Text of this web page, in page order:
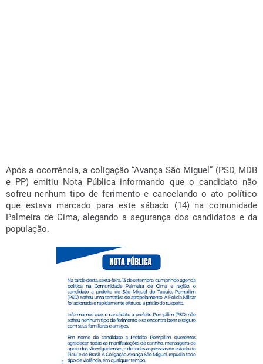
Após a ocorrência, a coligação “Avança São Miguel” (PSD, MDB
e PP) emitiu Nota Pública informando que o candidato não
sofreu nenhum tipo de ferimento e cancelando o ato político
que estava marcado para este sábado (14) na comunidade
Palmeira de Cima, alegando a segurança dos candidatos e da
população.